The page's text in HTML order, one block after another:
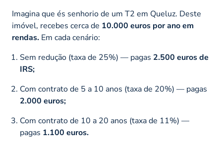
Imagina que és senhorio de um T2 em Queluz. Deste
imóvel, recebes cerca de 10.000 euros por ano em
rendas. Em cada cenário:
Sem redução (taxa de 25%) — pagas 2.500 euros de
IRS;
Com contrato de 5 a 10 anos (taxa de 20%) — pagas
2.000 euros;
Com contrato de 10 a 20 anos (taxa de 11%) —
pagas 1.100 euros.